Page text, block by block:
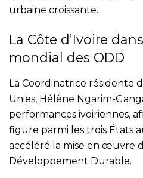
urbaine croissante.
La Côte d’Ivoire
mondial des ODD
La Coordinatrice résidente
Unies, Hélène Ngarim-
performances ivoiriennes,
figure parmi les trois États
accéléré la mise en œuvre
Développement Durable.